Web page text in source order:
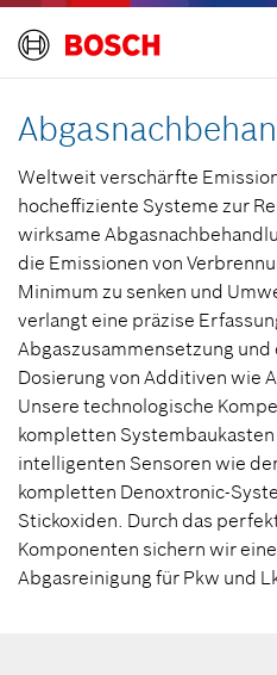
Weltweit verschärfte
hocheffiziente Systeme zur
wirksame
die Emissionen von
Minimum zu senken und
verlangt eine präzise
Abgaszusammensetzung
Dosierung von Additiven wie
Unsere technologische
kompletten
intelligenten Sensoren wie
kompletten Denoxtronic-
Stickoxiden. Durch das
Komponenten sichern wir
Abgasreinigung für Pkw und